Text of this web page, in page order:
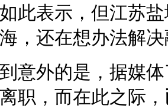
此表示，但江苏
，还在想办法解
意外的是，据媒
职，而在此之际，